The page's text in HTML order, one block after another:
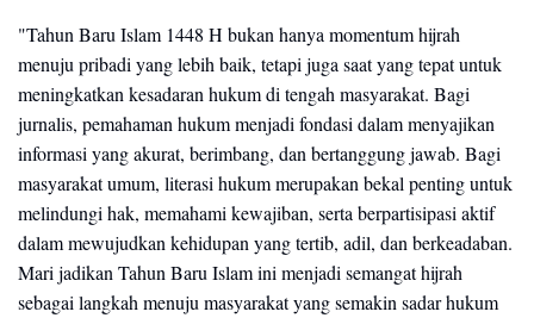
"Tahun Baru Islam 1448 H bukan hanya momentum hijrah
menuju pribadi yang lebih baik, tetapi juga saat yang tepat untuk
meningkatkan kesadaran hukum di tengah masyarakat. Bagi
jurnalis, pemahaman hukum menjadi fondasi dalam menyajikan
informasi yang akurat, berimbang, dan bertanggung jawab. Bagi
masyarakat umum, literasi hukum merupakan bekal penting untuk
melindungi hak, memahami kewajiban, serta berpartisipasi aktif
dalam mewujudkan kehidupan yang tertib, adil, dan berkeadaban.
Mari jadikan Tahun Baru Islam ini menjadi semangat hijrah
sebagai langkah menuju masyarakat yang semakin sadar hukum